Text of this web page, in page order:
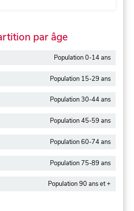
par âge
Population 0-14 ans
Population 15-29 ans
Population 30-44 ans
Population 45-59 ans
Population 60-74 ans
Population 75-89 ans
Population 90 ans et +